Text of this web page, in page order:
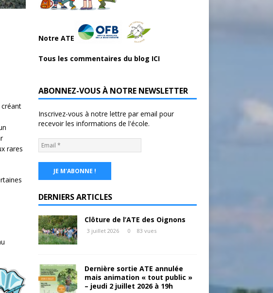
créant
rares
Notre ATE
Tous les commentaires du blog ICI
ABONNEZ-VOUS À NOTRE NEWSLETTER
Inscrivez-vous à notre lettre par email pour
recevoir les informations de l'école.
DERNIERS ARTICLES
Clôture de l’ATE des Oignons
3 juillet 2026 0 83 vues
Dernière sortie ATE annulée
mais animation « tout public »
– jeudi 2 juillet 2026 à 19h